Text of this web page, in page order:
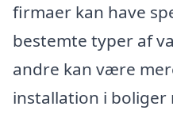
firmaer kan have
bestemte typer af
andre kan være
installation i boliger